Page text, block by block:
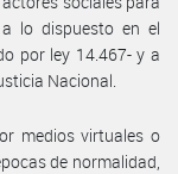
lo dispuesto en el
por ley 14.467- y a
Nacional.
medios virtuales o
de normalidad,